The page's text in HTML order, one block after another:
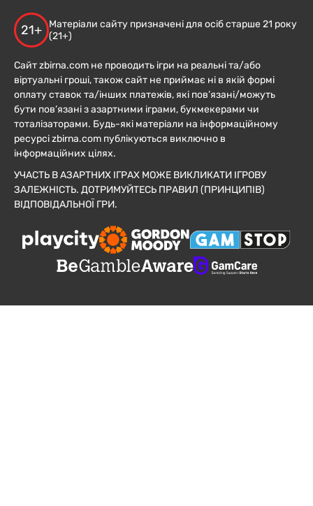
21+
Матеріали сайту призначені для осіб старше 21 року
(21+)
Сайт zbirna.com не проводить ігри на реальні та/або
віртуальні гроші, також сайт не приймає ні в якій формі
оплату ставок та/інших платежів, які пов’язані/можуть
бути пов’язані з азартними іграми, букмекерами чи
тоталізаторами. Будь-які матеріали на інформаційному
ресурсі zbirna.com публікуються виключно в
інформаційних цілях.
УЧАСТЬ В АЗАРТНИХ ІГРАХ МОЖЕ ВИКЛИКАТИ ІГРОВУ
ЗАЛЕЖНІСТЬ. ДОТРИМУЙТЕСЬ ПРАВИЛ (ПРИНЦИПІВ)
ВІДПОВІДАЛЬНОЇ ГРИ.